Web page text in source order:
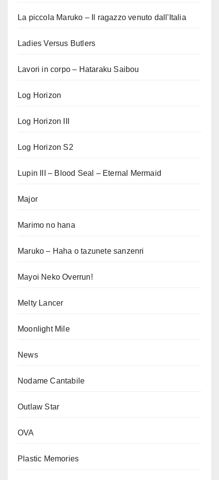
La piccola Maruko – Il ragazzo venuto dall'Italia
Ladies Versus Butlers
Lavori in corpo – Hataraku Saibou
Log Horizon
Log Horizon III
Log Horizon S2
Lupin III – Blood Seal – Eternal Mermaid
Major
Marimo no hana
Maruko – Haha o tazunete sanzenri
Mayoi Neko Overrun!
Melty Lancer
Moonlight Mile
News
Nodame Cantabile
Outlaw Star
OVA
Plastic Memories